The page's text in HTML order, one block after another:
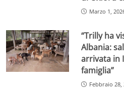
Marzo 1,
“Trilly ha
Albania:
arrivata in
famiglia”
Febbraio 28,